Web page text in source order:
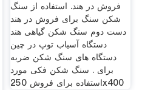
فروش در هند. استفاده از سنگ
شکن سنگ برای فروش در هند
دست دوم سنگ شکن گیاهی هند
دستگاه آسیاب توپ در چین
دستگاه های سنگ شکن ضربه
برای . سنگ شکن فکی مورد
استفاده برای فروش 250x400